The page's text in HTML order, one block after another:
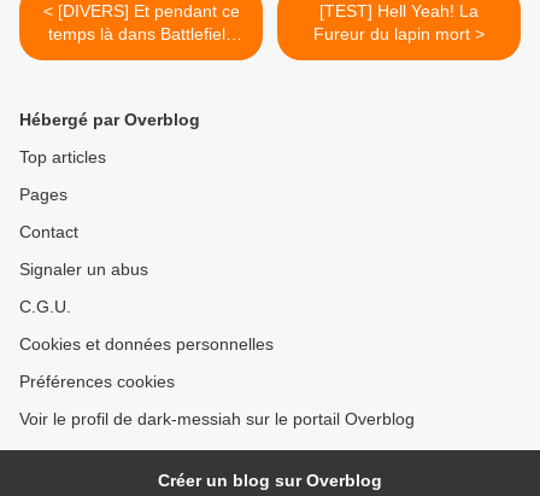
< [DIVERS] Et pendant ce
temps là dans Battlefield
3...
[TEST] Hell Yeah! La
Fureur du lapin mort >
Hébergé par Overblog
Top articles
Pages
Contact
Signaler un abus
C.G.U.
Cookies et données personnelles
Préférences cookies
Voir le profil de dark-messiah sur le portail Overblog
Créer un blog sur Overblog